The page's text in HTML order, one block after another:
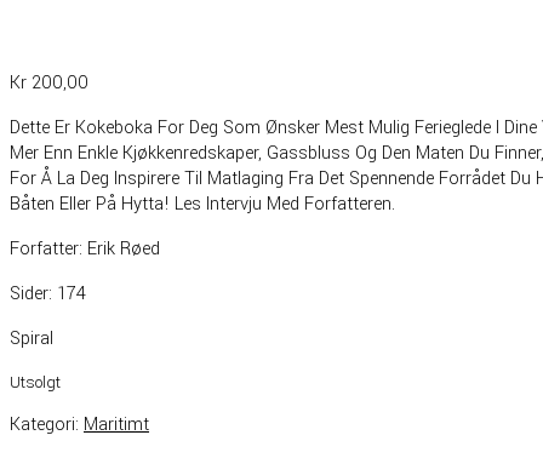
Kr 200,00
Dette Er Kokeboka For Deg Som Ønsker Mest Mulig Ferieglede I
Mer Enn Enkle Kjøkkenredskaper, Gassbluss Og Den Maten Du
For Å La Deg Inspirere Til Matlaging Fra Det Spennende Forrådet
Båten Eller På Hytta! Les Intervju Med Forfatteren.
Forfatter: Erik Røed
Sider: 174
Spiral
Utsolgt
Kategori: Maritimt